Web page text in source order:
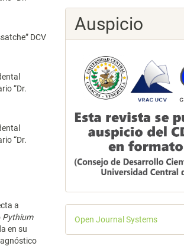
DCV
“Dr.
“Dr.
a
Pythium
en su
Auspicio
Desarrollado
por
Open Journal Systems